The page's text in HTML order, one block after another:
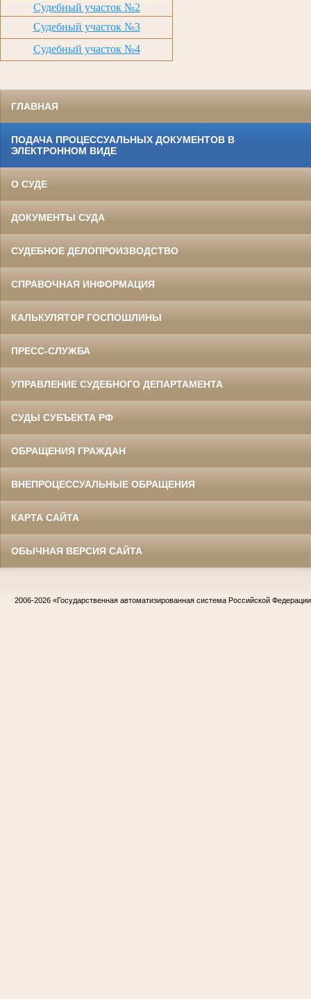
Судебный участок №2
Судебный участок №3
Судебный участок №4
ГЛАВНАЯ
ПОДАЧА ПРОЦЕССУАЛЬНЫХ ДОКУМЕНТОВ В
ЭЛЕКТРОННОМ ВИДЕ
О СУДЕ
ДОКУМЕНТЫ СУДА
СУДЕБНОЕ ДЕЛОПРОИЗВОДСТВО
СПРАВОЧНАЯ ИНФОРМАЦИЯ
КАЛЬКУЛЯТОР ГОСПОШЛИНЫ
ПРЕСС-СЛУЖБА
УПРАВЛЕНИЕ СУДЕБНОГО ДЕПАРТАМЕНТА
СУДЫ СУБЪЕКТА РФ
ОБРАЩЕНИЯ ГРАЖДАН
ВНЕПРОЦЕССУАЛЬНЫЕ ОБРАЩЕНИЯ
КАРТА САЙТА
ОБЫЧНАЯ ВЕРСИЯ САЙТА
2006-2026 «Государственная автоматизированная система Российской